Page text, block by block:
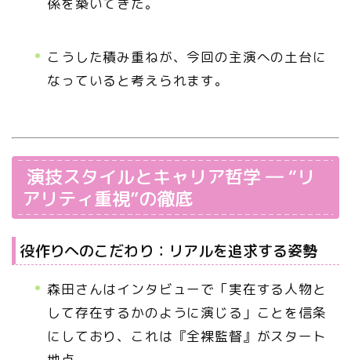
こうした積み重ねが、今回の主演への土台に
なっていると考えられます。
演技スタイルとキャリア哲学 ― “リ
アリティ重視”の徹底
役作りへのこだわり：リアルを追求する姿勢
森田さんはインタビューで「実在する人物と
して存在するかのように演じる」ことを信条
にしており、これは『全裸監督』がスタート